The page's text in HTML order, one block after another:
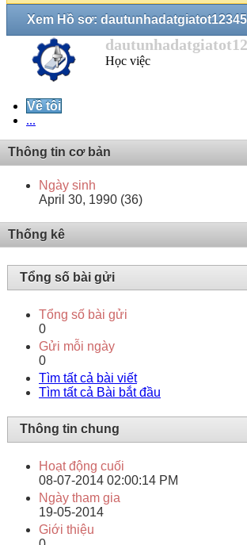
Xem Hồ sơ: dautunhadatgiatot12345
Học việc
Về tôi
...
Thông tin cơ bản
Ngày sinh
April 30, 1990 (36)
Thống kê
Tổng số bài gửi
Tổng số bài gửi
0
Gửi mỗi ngày
0
Tìm tất cả bài viết
Tìm tất cả Bài bắt đầu
Thông tin chung
Hoạt động cuối
08-07-2014 02:00:14 PM
Ngày tham gia
19-05-2014
Giới thiệu